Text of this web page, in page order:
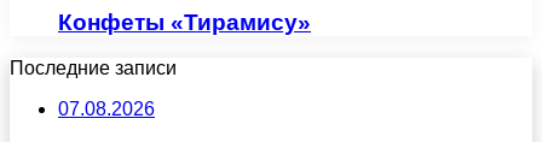
Конфеты «Тирамису»
Последние записи
07.08.2026